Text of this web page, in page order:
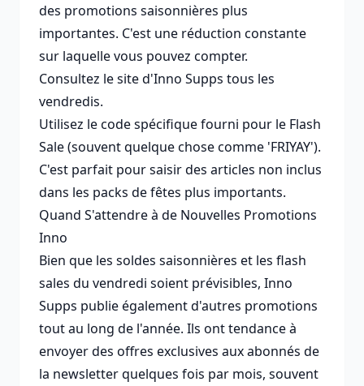
des promotions saisonnières plus
importantes. C'est une réduction constante
sur laquelle vous pouvez compter.
Consultez le site d'Inno Supps tous les
vendredis.
Utilisez le code spécifique fourni pour le Flash
Sale (souvent quelque chose comme 'FRIYAY').
C'est parfait pour saisir des articles non inclus
dans les packs de fêtes plus importants.
Quand S'attendre à de Nouvelles Promotions
Inno
Bien que les soldes saisonnières et les flash
sales du vendredi soient prévisibles, Inno
Supps publie également d'autres promotions
tout au long de l'année. Ils ont tendance à
envoyer des offres exclusives aux abonnés de
la newsletter quelques fois par mois, souvent